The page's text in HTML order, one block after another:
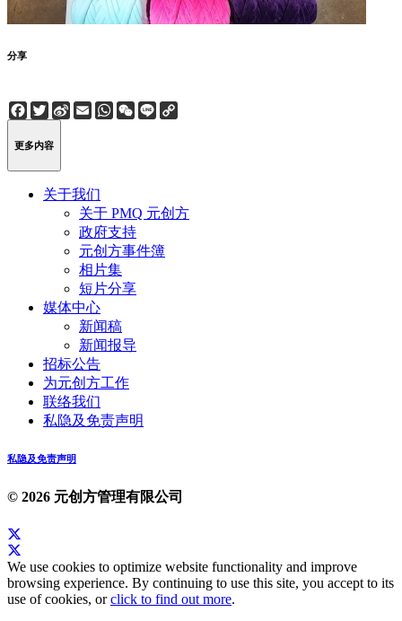
分享
Facebook
Twitter
Sina
Weibo
EmailWhatsApp
WeChat
Line
更多内容
关于我们
关于 PMQ 元创方
政府支持
元创方事件簿
相片集
短片分享
媒体中心
新闻稿
新闻报导
招标公告
为元创方工作
联络我们
私隐及免责声明
私隐及免责声明
© 2026 元创方管理有限公司
We use cookies to optimize website functionality and improve
browsing experience. By continuing to use this site, you accept to its
use of cookies, orclick to find out more.